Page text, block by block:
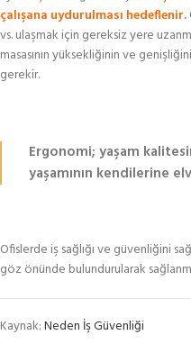
çalışana uydurulması hedeflenir.
vs. ulaşmak için gereksiz yere
masasının yüksekliğinin ve
gerekir.
Ergonomi; yaşam
yaşamının kendilerine
Ofislerde iş sağlığı ve güvenliğini
göz önünde bulundurularak
Kaynak:Neden İş Güvenliği